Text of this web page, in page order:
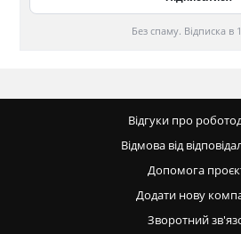
Без спаму. Відписка в
Відгуки про
Відмова від
Допомога
Додати нову
Зворотний